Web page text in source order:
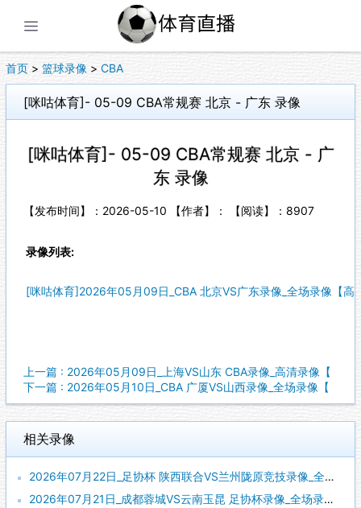
首页 > 篮球录像 > CBA
[咪咕体育]- 05-09 CBA常规赛 北京 - 广东 录像
[咪咕体育]- 05-09 CBA常规赛 北京 - 广
东 录像
【发布时间】：2026-05-10 【作者】： 【阅读】： 8907
录像列表:
[咪咕体育]2026年05月09日_CBA 北京VS广东录像_全场录像【高
上一篇 : 2026年05月09日_上海VS山东 CBA录像_高清录像【
下一篇 : 2026年05月10日_CBA 广厦VS山西录像_全场录像【
相关录像
2026年07月22日_足协杯 陕西联合VS兰州陇原竞技录像_全场录像【视频集锦】
2026年07月21日_成都蓉城VS云南玉昆 足协杯录像_全场录像【全场回放】